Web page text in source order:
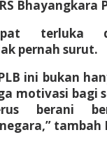
Bhayangkara
terluka
pernah surut.
ini bukan
motivasi bagi
berani
tambah